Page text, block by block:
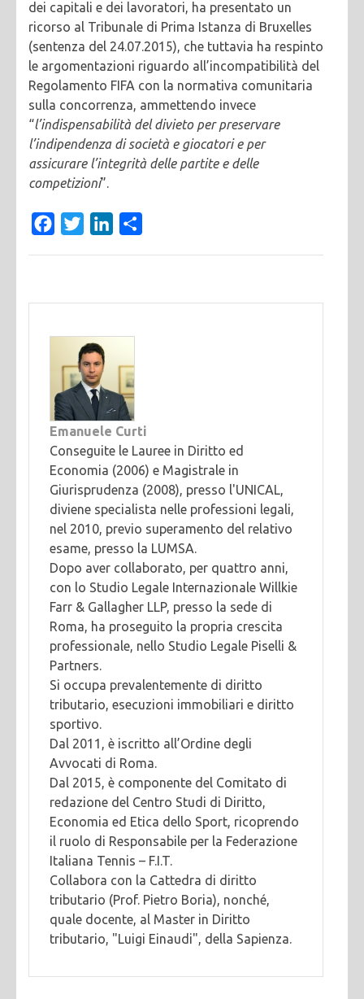
dei capitali e dei lavoratori, ha presentato un
ricorso al Tribunale di Prima Istanza di Bruxelles
(sentenza del 24.07.2015), che tuttavia ha respinto
le argomentazioni riguardo all’incompatibilità del
Regolamento FIFA con la normativa comunitaria
sulla concorrenza, ammettendo invece
“l’indispensabilità del divieto per preservare
l’indipendenza di società e giocatori e per
assicurare l’integrità delle partite e delle
competizioni”.
FacebookTwitterLinkedIn
Emanuele Curti
Conseguite le Lauree in Diritto ed
Economia (2006) e Magistrale in
Giurisprudenza (2008), presso l'UNICAL,
diviene specialista nelle professioni legali,
nel 2010, previo superamento del relativo
esame, presso la LUMSA.
Dopo aver collaborato, per quattro anni,
con lo Studio Legale Internazionale Willkie
Farr & Gallagher LLP, presso la sede di
Roma, ha proseguito la propria crescita
professionale, nello Studio Legale Piselli &
Partners.
Si occupa prevalentemente di diritto
tributario, esecuzioni immobiliari e diritto
sportivo.
Dal 2011, è iscritto all’Ordine degli
Avvocati di Roma.
Dal 2015, è componente del Comitato di
redazione del Centro Studi di Diritto,
Economia ed Etica dello Sport, ricoprendo
il ruolo di Responsabile per la Federazione
Italiana Tennis – F.I.T.
Collabora con la Cattedra di diritto
tributario (Prof. Pietro Boria), nonché,
quale docente, al Master in Diritto
tributario, "Luigi Einaudi", della Sapienza.